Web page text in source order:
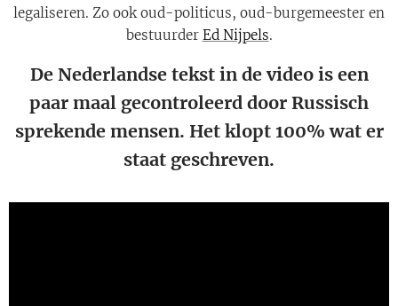
legaliseren. Zo ook oud-politicus, oud-burgemeester en
bestuurder Ed Nijpels.
De Nederlandse tekst in de video is een
paar maal gecontroleerd door Russisch
sprekende mensen. Het klopt 100% wat er
staat geschreven.